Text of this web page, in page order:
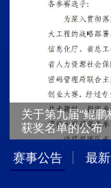
关于第九届“鲲
获奖名单的公布
赛事公告 最